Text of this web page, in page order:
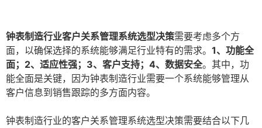
钟表制造行业客户关系管理系统选型决策需要考虑多个方
面，以确保选择的系统能够满足行业特有的需求。 1、功能全
面；2、适应性强；3、客户支持；4、数据安全。其中，功
能全面是关键，因为钟表制造行业需要一个系统能够管理从
客户信息到销售跟踪的多方面内容。
钟表制造行业的客户关系管理系统选型决策需要结合以下几